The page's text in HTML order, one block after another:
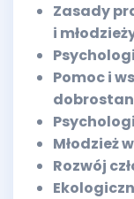
Zasady
i
Pomoc i
Młodzież
Rozwój